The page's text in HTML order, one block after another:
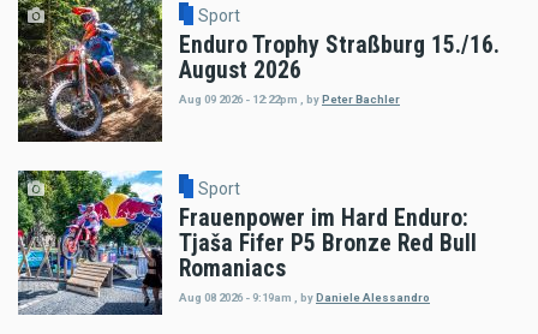
Sport
Enduro Trophy Straßburg 15./16.
August 2026
Aug 09 2026 - 12:22pm , byPeter Bachler
Sport
Frauenpower im Hard Enduro:
Tjaša Fifer P5 Bronze Red Bull
Romaniacs
Aug 08 2026 - 9:19am byDaniele Alessandro